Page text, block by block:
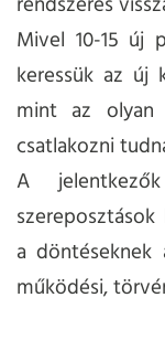
Mivel 10-15 új
keressük az új
mint az olyan
csatlakozni
A
a
működési,